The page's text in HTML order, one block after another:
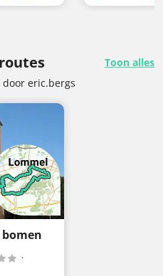
Toon alles
eric.bergs
bomen
·